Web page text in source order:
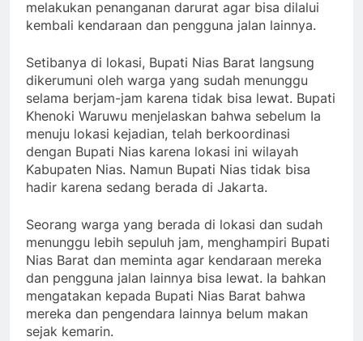
melakukan penanganan darurat agar bisa dilalui
kembali kendaraan dan pengguna jalan lainnya.
Setibanya di lokasi, Bupati Nias Barat langsung
dikerumuni oleh warga yang sudah menunggu
selama berjam-jam karena tidak bisa lewat. Bupati
Khenoki Waruwu menjelaskan bahwa sebelum Ia
menuju lokasi kejadian, telah berkoordinasi
dengan Bupati Nias karena lokasi ini wilayah
Kabupaten Nias. Namun Bupati Nias tidak bisa
hadir karena sedang berada di Jakarta.
Seorang warga yang berada di lokasi dan sudah
menunggu lebih sepuluh jam, menghampiri Bupati
Nias Barat dan meminta agar kendaraan mereka
dan pengguna jalan lainnya bisa lewat. Ia bahkan
mengatakan kepada Bupati Nias Barat bahwa
mereka dan pengendara lainnya belum makan
sejak kemarin.